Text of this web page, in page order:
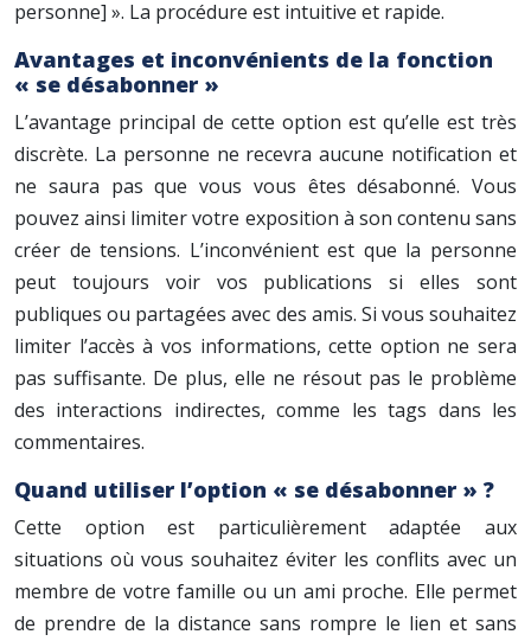
personne] ». La procédure est intuitive et rapide.
Avantages et inconvénients de la fonction
« se désabonner »
L’avantage principal de cette option est qu’elle est très
discrète. La personne ne recevra aucune notification et
ne saura pas que vous vous êtes désabonné. Vous
pouvez ainsi limiter votre exposition à son contenu sans
créer de tensions. L’inconvénient est que la personne
peut toujours voir vos publications si elles sont
publiques ou partagées avec des amis. Si vous souhaitez
limiter l’accès à vos informations, cette option ne sera
pas suffisante. De plus, elle ne résout pas le problème
des interactions indirectes, comme les tags dans les
commentaires.
Quand utiliser l’option « se désabonner » ?
Cette option est particulièrement adaptée aux
situations où vous souhaitez éviter les conflits avec un
membre de votre famille ou un ami proche. Elle permet
de prendre de la distance sans rompre le lien et sans